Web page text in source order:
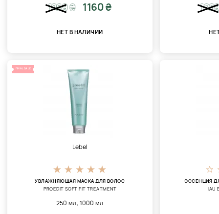
1269₴ 1160 ₴
НЕТ В НАЛИЧИИ
FINAL SALE
Lebel
УВЛАЖНЯЮЩАЯ МАСКА ДЛЯ ВОЛОС
PROEDIT SOFT FIT TREATMENT
250 мл,1000 мл
ЭССЕНЦИЯ
IAU